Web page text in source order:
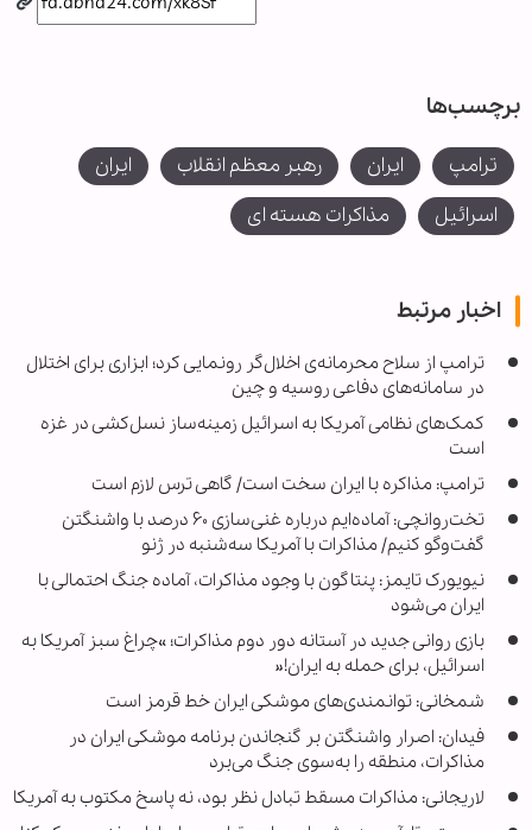
برچسب‌ها
ترامپ ایران رهبر معظم انقلاب
ایران
اسرائیل
مذاکرات هسته ای
اخبار مرتبط
ترامپ از سلاح محرمانه‌ی اخلال‌گر رونمایی کرد؛ ابزاری برای اختلال
در سامانه‌های دفاعی روسیه و چین
کمک‌های نظامی آمریکا به اسرائیل زمینه‌ساز نسل‌کشی در غزه
است
ترامپ: مذاکره با ایران سخت است/ گاهی ترس لازم است
تخت‌روانچی: آماده‌ایم درباره غنی‌سازی ۶۰ درصد با واشنگتن
گفت‌وگو کنیم/ مذاکرات با آمریکا سه‌شنبه در ژنو
نیویورک تایمز: پنتاگون با وجود مذاکرات، آماده جنگ احتمالی با
ایران می‌شود
بازی روانی جدید در آستانه دور دوم مذاکرات؛ »چراغ سبز آمریکا به
اسرائیل، برای حمله به ایران!«
شمخانی: توانمندی‌های موشکی ایران خط قرمز است
فیدان: اصرار واشنگتن بر گنجاندن برنامه موشکی ایران در
مذاکرات، منطقه را به‌سوی جنگ می‌برد
لاریجانی: مذاکرات مسقط تبادل نظر بود، نه پاسخ مکتوب به آمریکا